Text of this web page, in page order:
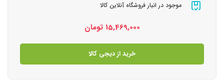
موجود در انبار فروشگاه آنلاین کالا
15,469,000 تومان
خرید از دیجی کالا